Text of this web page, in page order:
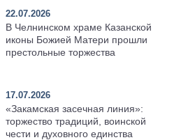
22.07.2026
В Челнинском храме Казанской
иконы Божией Матери прошли
престольные торжества
17.07.2026
«Закамская засечная линия»:
торжество традиций, воинской
чести и духовного единства